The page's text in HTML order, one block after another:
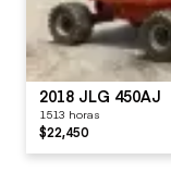
2018 JLG 450AJ
1513 horas
$22,450